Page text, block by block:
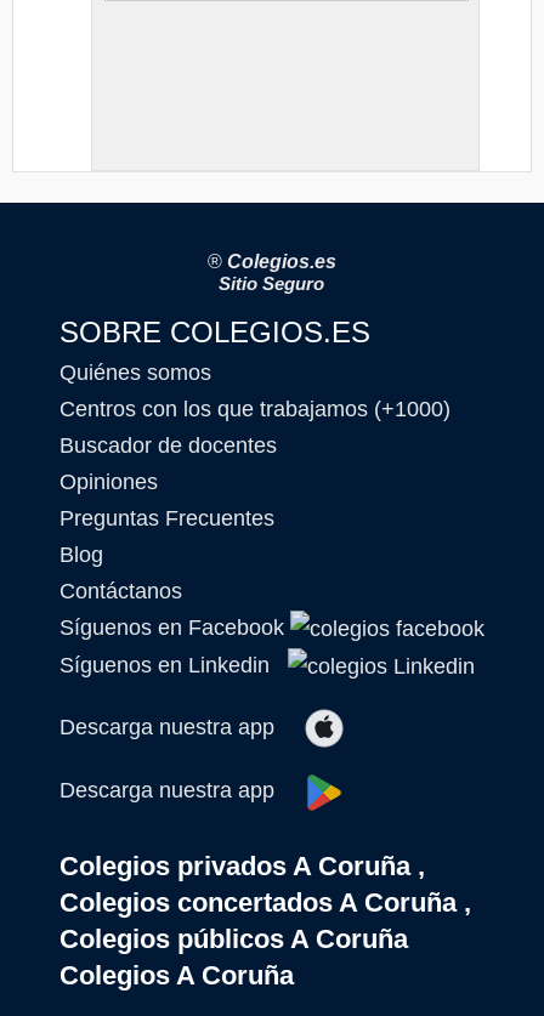
® Colegios.es
Sitio Seguro
SOBRE COLEGIOS.ES
Quiénes somos
Centros con los que trabajamos (+1000)
Buscador de docentes
Opiniones
Preguntas Frecuentes
Blog
Contáctanos
Síguenos en Facebook
Síguenos en Linkedin
Descarga nuestra app
Descarga nuestra app
Colegios privados A Coruña ,
Colegios concertados A Coruña ,
Colegios públicos A Coruña
Colegios A Coruña